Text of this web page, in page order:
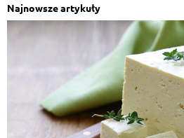
Najnowsze artykuły